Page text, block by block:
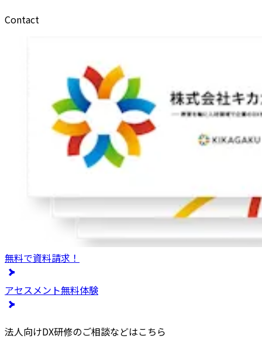
Contact
無料で資料請求！
アセスメント無料体験
法人向けDX研修のご相談などはこちら